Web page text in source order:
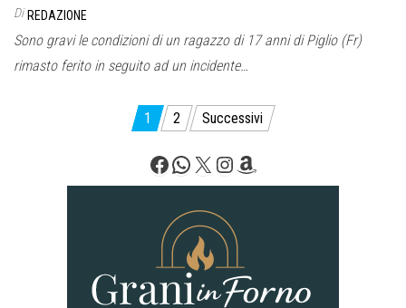
Di REDAZIONE
Sono gravi le condizioni di un ragazzo di 17 anni di Piglio (Fr)
rimasto ferito in seguito ad un incidente…
Paginazione
articoli
1 2 Successivi
Facebook
WhatsApp
X Instagram
Amazon